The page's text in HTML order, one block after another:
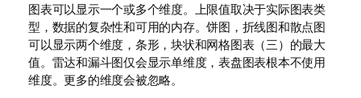
图表可以显示一个或多个维度。上限值取决于实际图表类
型，数据的复杂性和可用的内存。饼图，折线图和散点图
可以显示两个维度，条形，块状和网格图表（三）的最大
值。雷达和漏斗图仅会显示单维度，表盘图表根本不使用
维度。更多的维度会被忽略。